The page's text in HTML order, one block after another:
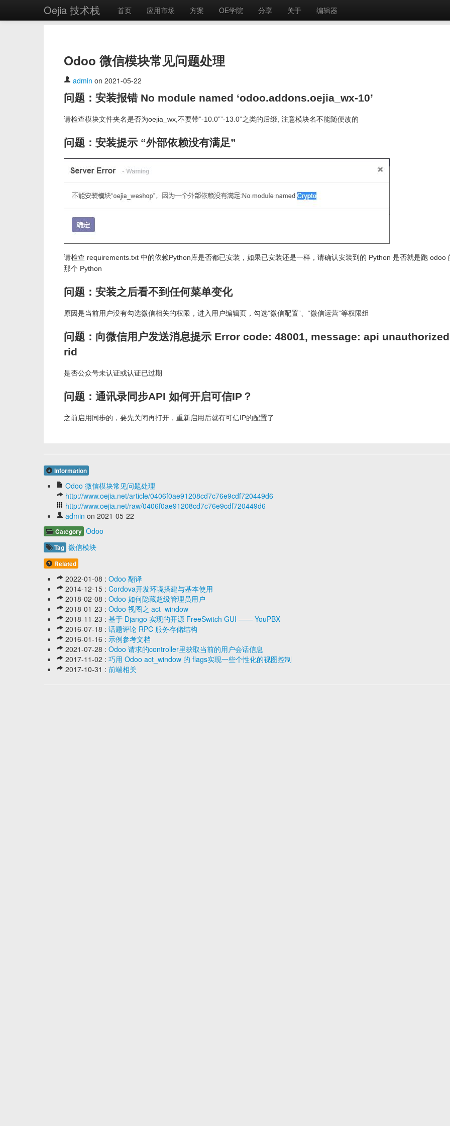
Oejia 技术栈 首页 应用市场 方案 OE学院 分享 关于 编辑器
Odoo 微信模块常见问题处理
admin on 2021-05-22
问题：安装报错 No module named ‘odoo.addons.oejia_wx-10’
请检查模块文件夹名是否为oejia_wx,不要带”-10.0””-13.0”之类的后缀, 注意模块名不能随便改的
问题：安装提示 “外部依赖没有满足”
请检查 requirements.txt 中的依赖Python库是否都已安装，如果已安装还是一样，请确认安装到的 Python 是否就是跑 odoo
那个 Python
问题：安装之后看不到任何菜单变化
原因是当前用户没有勾选微信相关的权限，进入用户编辑页，勾选”微信配置”、“微信运营”等权限组
问题：向微信用户发送消息提示 Error code: 48001, message: api unauthorized
rid
是否公众号未认证或认证已过期
问题：通讯录同步API 如何开启可信IP？
之前启用同步的，要先关闭再打开，重新启用后就有可信IP的配置了
Information
Odoo 微信模块常见问题处理
http://www.oejia.net/article/0406f0ae91208cd7c76e9cdf720449d6
http://www.oejia.net/raw/0406f0ae91208cd7c76e9cdf720449d6
admin on 2021-05-22
Category Odoo
Tag 微信模块
Related
2022-01-08 : Odoo 翻译
2014-12-15 : Cordova开发环境搭建与基本使用
2018-02-08 : Odoo 如何隐藏超级管理员用户
2018-01-23 : Odoo 视图之 act_window
2018-11-23 : 基于 Django 实现的开源 FreeSwitch GUI —— YouPBX
2016-07-18 : 话题评论 RPC 服务存储结构
2016-01-16 : 示例参考文档
2021-07-28 : Odoo 请求的controller里获取当前的用户会话信息
2017-11-02 : 巧用 Odoo act_window 的 flags实现一些个性化的视图控制
2017-10-31 : 前端相关